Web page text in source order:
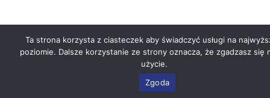
Ta strona korzysta z ciasteczek aby świadczyć usługi na
poziomie. Dalsze korzystanie ze strony oznacza, że zgadzasz się
użycie.
Zgoda